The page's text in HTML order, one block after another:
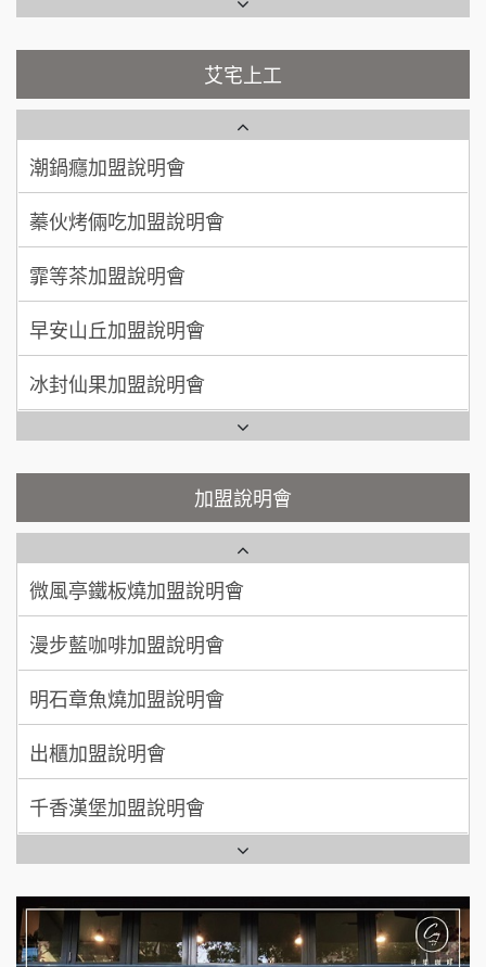
吳 先生/小姐 屏東縣
加盟預算 100萬~200萬
周 先生/小姐 台北
加盟預算 100萬 ~150萬
徐 先生/小姐 新北市
加盟預算
何 先生/小姐
加盟預算
呂 先生/小姐
加盟預算 200萬~400萬
顏 先生/小姐 台北市
廖 先生/小姐 高雄市
加盟預算
艾宅上工
NU PASTA義大利麵加盟說明會
潮鍋癮加盟說明會
蓁伙烤倆吃加盟說明會
霏等茶加盟說明會
早安山丘加盟說明會
冰封仙果加盟說明會
Ramble Café 漫步藍咖啡加盟說明會
微風亭鐵板燒加盟說明會
【曉妍美妝】誠徵行政櫃檯
自助洗衣店誠徵代洗收送人員(台中市)
MUSHEN徵SPA美容芳療師
日十。早午食加盟說明會
拾鑶火鍋加盟說明會
全家加盟說明會
台灣G湯加盟說明會
彭富貴加盟說明會
加盟說明會
藍象廷泰式火鍋加盟說明會
日十。早午食加盟說明會
上宇林加盟說明會
莫尼早餐Morni加盟說明會
手作功夫茶加盟說明會
SHARE TEA歇腳亭加盟說明會
潮味決-湯滷專門店加盟說明會
鮮茶道加盟說明會
微風亭鐵板燒加盟說明會
漫步藍咖啡加盟說明會
明石章魚燒加盟說明會
出櫃加盟說明會
千香漢堡加盟說明會
七盞茶加盟說明會
拉亞漢堡加盟說明會
杜芳子古味茶鋪加盟說明會